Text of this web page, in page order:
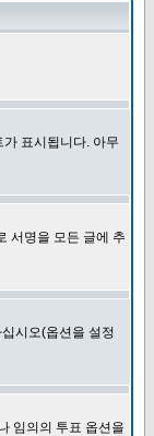
표시됩니다. 아무
서명을 모든 글에 추
시오(옵션을 설정
임의의 투표 옵션을